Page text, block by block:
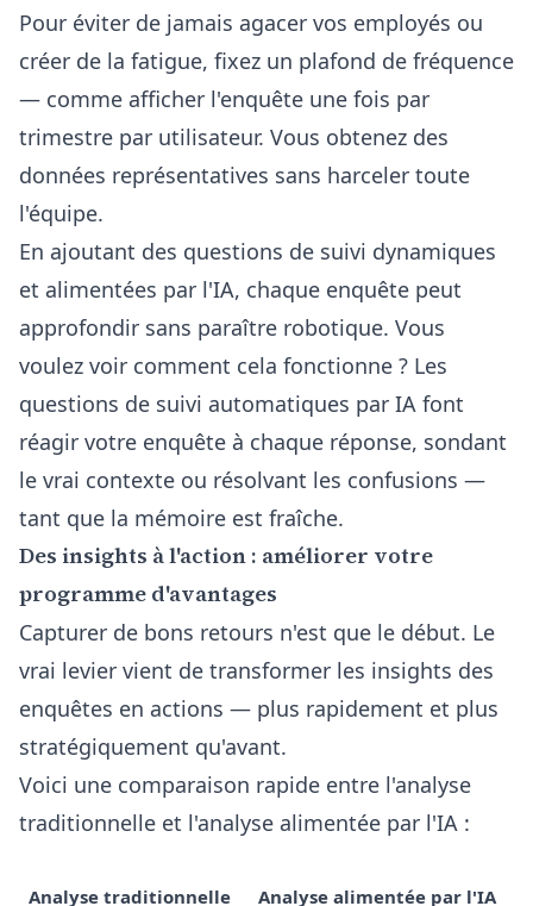
Pour éviter de jamais agacer vos employés ou
créer de la fatigue, fixez un plafond de fréquence
— comme afficher l'enquête une fois par
trimestre par utilisateur. Vous obtenez des
données représentatives sans harceler toute
l'équipe.
En ajoutant des questions de suivi dynamiques
et alimentées par l'IA, chaque enquête peut
approfondir sans paraître robotique. Vous
voulez voir comment cela fonctionne ? Les
questions de suivi automatiques par IA font
réagir votre enquête à chaque réponse, sondant
le vrai contexte ou résolvant les confusions —
tant que la mémoire est fraîche.
Des insights à l'action : améliorer votre
programme d'avantages
Capturer de bons retours n'est que le début. Le
vrai levier vient de transformer les insights des
enquêtes en actions — plus rapidement et plus
stratégiquement qu'avant.
Voici une comparaison rapide entre l'analyse
traditionnelle et l'analyse alimentée par l'IA :
Analyse traditionnelle
Analyse alimentée par l'IA